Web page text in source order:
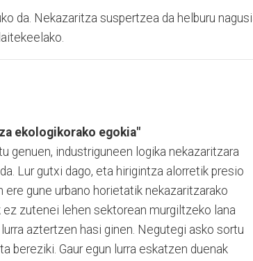
da. Nekazaritza suspertzea da helburu
ekologikorako egokia"
genuen, industriguneen logika nekazaritzara
Lur gutxi dago, eta hirigintza alorretik presio
ere gune urbano horietatik nekazaritzarako
ez zutenei lehen sektorean murgiltzeko lana
aztertzen hasi ginen. Negutegi asko sortu
bereziki. Gaur egun lurra eskatzen duenak